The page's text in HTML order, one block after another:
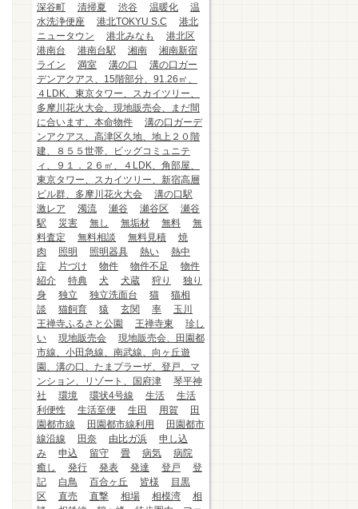
深谷町
清掃夏 渋谷 温暖化
温
水洗浄便座
港北TOKYU S.C
港北
ニュータウン
港北みなも
港北区
港南台
港南台駅 湘南
湘南新宿
ライン
満室 溝の口
溝の口ガー
デンアクアス、15階部分、91.26㎡、
４LDK、東京タワー、スカイツリー、
多摩川花火大会、現地販売会、まだ間
に合います、本命物件
溝の口ガーデ
ンアクアス、高津区久地、地上２０階
建、８５５世帯、ビッグコミュニテ
ィ、９１．２６㎡、４LDK、角部屋、
東京タワー、スカイツリー、新宿高層
ビル群、多摩川花火大会
溝の口駅
激レア
濁流 瀬谷 瀬谷区
瀬谷
駅
災害 無し 無垢材 無料
無
料査定
無料相談 無料見積
焼
肉
照明 照明器具 熱い
熱中
症
片づけ 物件 物件不足
物件
紹介
特典 犬 犬蔵 狩り
独り
身
独立 独立洗面台 猫
猫相
談
猫飼育 猿 玄関 率
玉川
王禅寺ふるさと公園
王禅寺東
珍し
い
現地販売会
現地販売会、田園都
市線、小田急線、南武線、向ヶ丘遊
園、溝の口、たまプラーザ、登戸、マ
ンション、リゾート、国府津
琴平神
社
環境 環状4号線 生活
生活
利便性
生活至便 生田 用賀
田
園都市線
田園都市線利用
田園都市
線沿線
田奈 由比ガ浜
申し込
み
申込 留守 畳 病気
病院
癒し
発行 発表 発達 登戸
登
記
白鳥 百合ヶ丘 皆様
目黒
区
直売 直撃 相場 相模湾
相